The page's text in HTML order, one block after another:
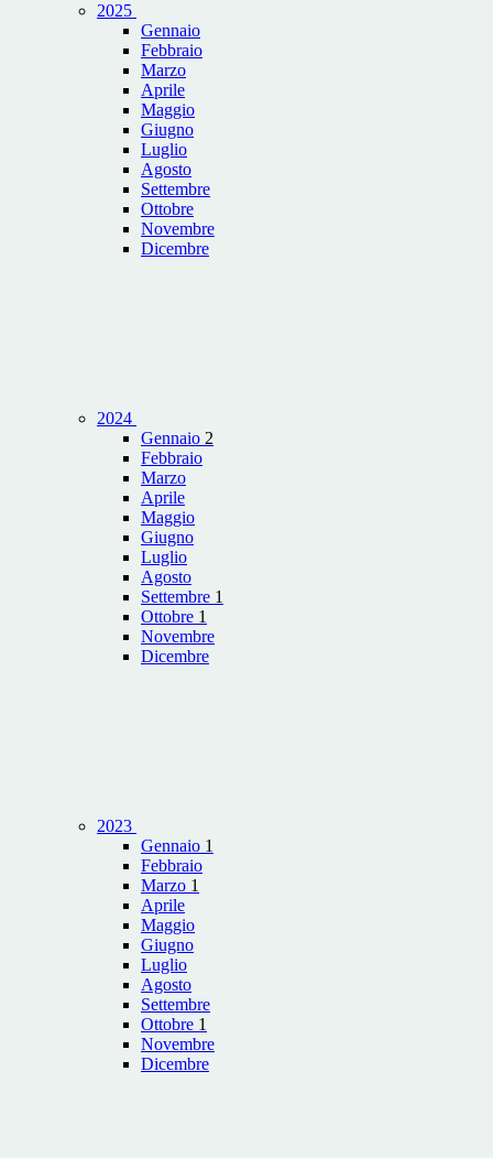
2025
Gennaio
Febbraio
Marzo
Aprile
Maggio
Giugno
Luglio
Agosto
Settembre
Ottobre
Novembre
Dicembre
2024
Gennaio 2
Febbraio
Marzo
Aprile
Maggio
Giugno
Luglio
Agosto
Settembre 1
Ottobre 1
Novembre
Dicembre
2023
Gennaio 1
Febbraio
Marzo 1
Aprile
Maggio
Giugno
Luglio
Agosto
Settembre
Ottobre 1
Novembre
Dicembre